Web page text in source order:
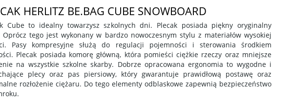
HERLITZ BE.BAG CUBE SNOWBOARD
Cube to idealny towarzysz szkolnych dni. Plecak posiada piękny oryginalny
Oprócz tego jest wykonany w bardzo nowoczesnym stylu z materiałów wysokiej
Pasy kompresyjne służą do regulacji pojemności i sterowania środkiem
Plecak posiada komorę główną, która pomieści ciężkie rzeczy oraz mniejsze
na wszystkie szkolne skarby. Dobrze opracowana ergonomia to wygodne i
plecy oraz pas piersiowy, który gwarantuje prawidłową postawę oraz
rozłożenie ciężaru. Do tego elementy odblaskowe zapewnią bezpieczeństwo